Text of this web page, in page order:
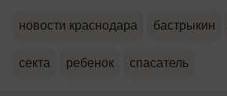
новости краснодара бастрыкин
секта ребенок спасатель